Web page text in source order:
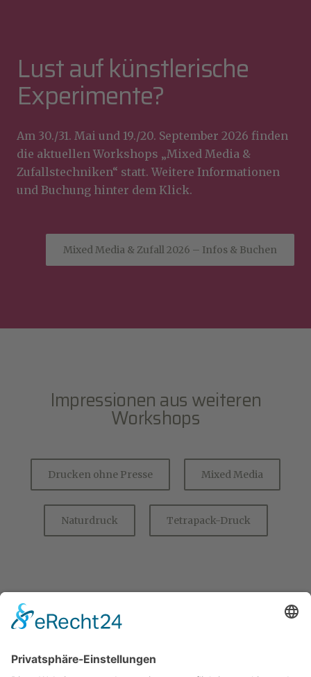
Lust auf künstlerische
Experimente?
Am 30./31. Mai und 19./20. September 2026 finden
die aktuellen Workshops „Mixed Media &
Zufallstechniken“ statt. Weitere Informationen
und Buchung hinter dem Klick.
Mixed Media & Zufall 2026 – Infos & Buchen
Impressionen aus weiteren
Workshops
Drucken ohne Presse Mixed Media
Naturdruck Tetrapack-Druck